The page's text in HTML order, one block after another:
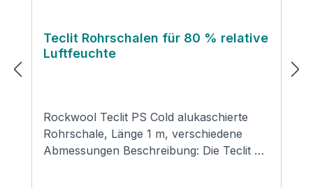
Teclit Rohrschalen für 80 % relative
Luftfeuchte
Rockwool Teclit PS Cold alukaschierte
Rohrschale, Länge 1 m, verschiedene
Abmessungen Beschreibung: Die Teclit PS